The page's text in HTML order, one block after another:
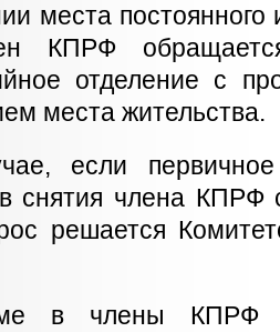
места постоянного
КПРФ
отделение с
места жительства.
если первичное
снятия члена КПРФ
решается
в члены КПРФ